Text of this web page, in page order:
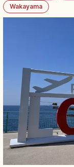
Wakayama